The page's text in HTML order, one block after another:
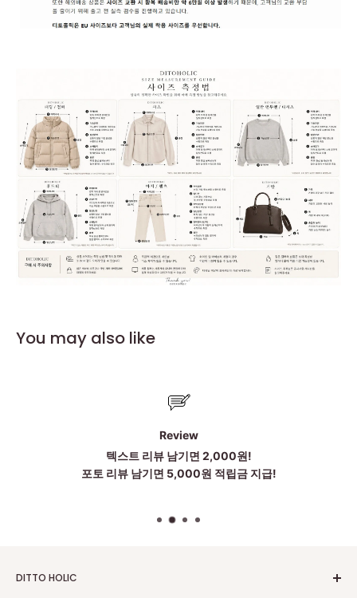
You may also like
Review
텍스트 리뷰 남기면 2,000원!
포토 리뷰 남기면 5,000원 적립금 지급!
DITTO HOLIC